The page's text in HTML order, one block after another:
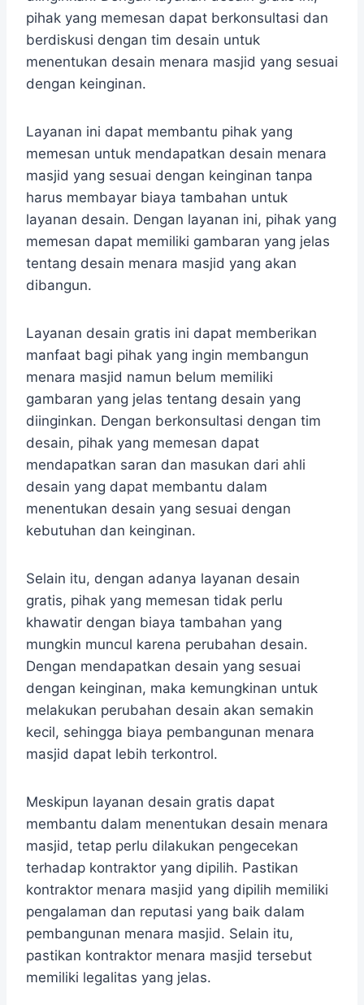
pihak yang memesan dapat berkonsultasi dan
berdiskusi dengan tim desain untuk
menentukan desain menara masjid yang sesuai
dengan keinginan.
Layanan ini dapat membantu pihak yang
memesan untuk mendapatkan desain menara
masjid yang sesuai dengan keinginan tanpa
harus membayar biaya tambahan untuk
layanan desain. Dengan layanan ini, pihak yang
memesan dapat memiliki gambaran yang jelas
tentang desain menara masjid yang akan
dibangun.
Layanan desain gratis ini dapat memberikan
manfaat bagi pihak yang ingin membangun
menara masjid namun belum memiliki
gambaran yang jelas tentang desain yang
diinginkan. Dengan berkonsultasi dengan tim
desain, pihak yang memesan dapat
mendapatkan saran dan masukan dari ahli
desain yang dapat membantu dalam
menentukan desain yang sesuai dengan
kebutuhan dan keinginan.
Selain itu, dengan adanya layanan desain
gratis, pihak yang memesan tidak perlu
khawatir dengan biaya tambahan yang
mungkin muncul karena perubahan desain.
Dengan mendapatkan desain yang sesuai
dengan keinginan, maka kemungkinan untuk
melakukan perubahan desain akan semakin
kecil, sehingga biaya pembangunan menara
masjid dapat lebih terkontrol.
Meskipun layanan desain gratis dapat
membantu dalam menentukan desain menara
masjid, tetap perlu dilakukan pengecekan
terhadap kontraktor yang dipilih. Pastikan
kontraktor menara masjid yang dipilih memiliki
pengalaman dan reputasi yang baik dalam
pembangunan menara masjid. Selain itu,
pastikan kontraktor menara masjid tersebut
memiliki legalitas yang jelas.